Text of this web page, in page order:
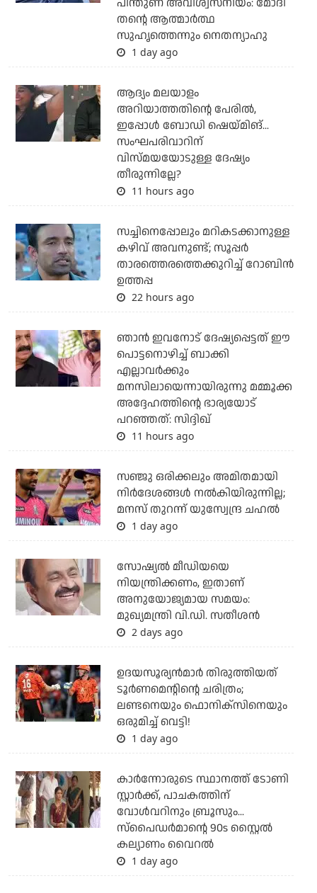
തന്റെ ആത്മാര്‍ത്ഥ
സുഹൃത്തെന്നും നെതന്യാഹു
1 day ago
ആദ്യം മലയാളം
അറിയാത്തതിന്റെ പേരില്‍,
ഇപ്പോള്‍ ബോഡി ഷെയ്മിങ്...
സംഘപരിവാറിന്
വിസ്മയയോടുള്ള ദേഷ്യം
തീരുന്നില്ലേ?
11 hours ago
സച്ചിനെപ്പോലും മറികടക്കാനുള്ള
കഴിവ് അവനുണ്ട്; സൂപ്പര്‍
താരത്തെരത്തെക്കുറിച്ച് റോബിന്‍
ഉത്തപ്പ
22 hours ago
ഞാന്‍ ഇവനോട് ദേഷ്യപ്പെട്ടത് ഈ
പൊട്ടനൊഴിച്ച് ബാക്കി
എല്ലാവര്‍ക്കും
മനസിലായെന്നായിരുന്നു മമ്മൂക്ക
അദ്ദേഹത്തിന്റെ ഭാര്യയോട്
പറഞ്ഞത്: സിദ്ദിഖ്
11 hours ago
സഞ്ജു ഒരിക്കലും അമിതമായി
നിര്‍ദേശങ്ങള്‍ നല്‍കിയിരുന്നില്ല;
മനസ് തുറന്ന് യുസ്വേന്ദ്ര ചഹല്‍
1 day ago
സോഷ്യല്‍ മീഡിയയെ
നിയന്ത്രിക്കണം, ഇതാണ്
അനുയോജ്യമായ സമയം:
മുഖ്യമന്ത്രി വി.ഡി. സതീശന്‍
2 days ago
ഉദയസൂര്യന്‍മാര്‍ തിരുത്തിയത്
ടൂര്‍ണമെന്റിന്റെ ചരിത്രം;
ലണ്ടനെയും ഫൊനിക്‌സിനെയും
ഒരുമിച്ച് വെട്ടി!
1 day ago
കാര്‍ന്നോരുടെ സ്ഥാനത്ത് ടോണി
സ്റ്റാര്‍ക്ക്, പാചകത്തിന്
വോള്‍വറിനും ബ്രൂസും...
സ്‌പൈഡര്‍മാന്റെ 90s സ്റ്റൈല്‍
കല്യാണം വൈറല്‍
1 day ago